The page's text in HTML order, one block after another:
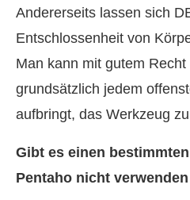
Andererseits lassen sich
Entschlossenheit von
Man kann mit gutem
grundsätzlich jedem
aufbringt, das Werkzeug
Gibt es einen
Pentaho nicht